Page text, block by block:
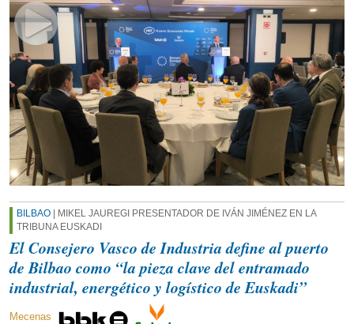
BILBAO | MIKEL JAUREGI PRESENTADOR DE IVÁN JIMÉNEZ EN LA
TRIBUNA EUSKADI
El Consejero Vasco de Industria define al puerto
de Bilbao como “la pieza clave del entramado
industrial, energético y logístico de Euskadi”
Mecenas